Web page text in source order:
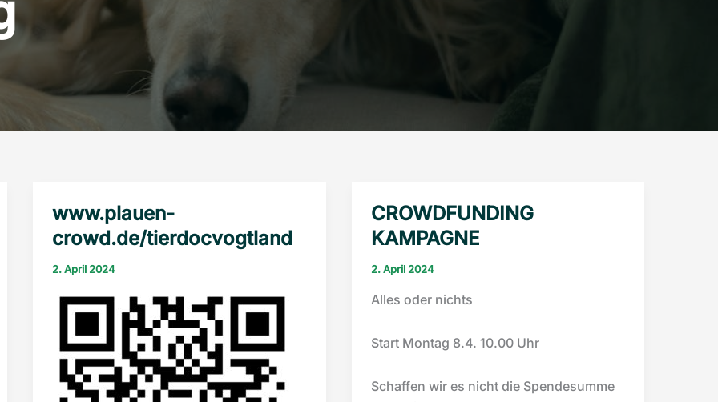
www.plauen-
crowd.de/tierdocvogtland
2. April 2024
CROWDFUNDING
KAMPAGNE
2. April 2024
Alles oder nichts
Start Montag 8.4. 10.00 Uhr
Schaffen wir es nicht die Spendesumme